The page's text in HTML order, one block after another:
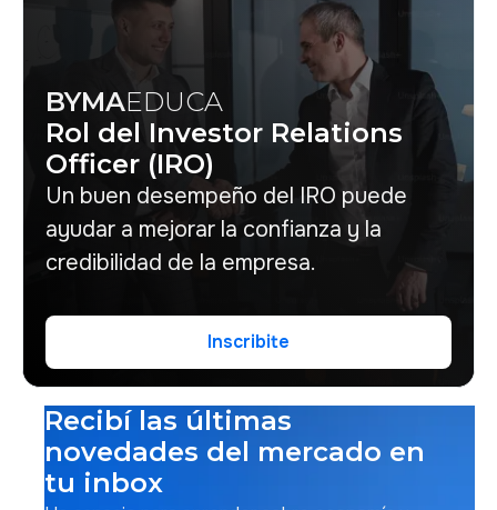
BYMAEDUCA
Rol del Investor Relations
Officer (IRO)
Un buen desempeño del IRO puede
ayudar a mejorar la confianza y la
credibilidad de la empresa.
Inscribite
Recibí las últimas
novedades del mercado en
tu inbox